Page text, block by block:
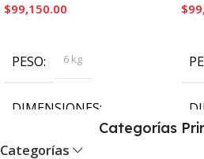
$99,150.00
PESO 6 kg
DIMENSIONES
40 × 35 × 17 cm
$
Categorías
Categorías